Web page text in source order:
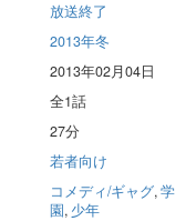
放送終了
2013年冬
2013年02月04日
全1話
27分
若者向け
コメディ/ギャグ,学
園, 少年